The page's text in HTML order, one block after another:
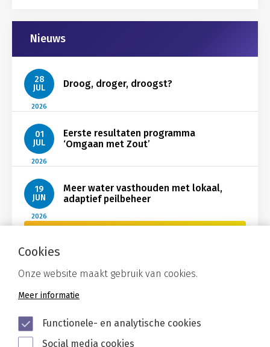
Nieuws
28
JUL
2026
Droog, droger, droogst?
01
JUL
2026
Eerste resultaten programma
‘Omgaan met Zout’
19
JUN
2026
Meer water vasthouden met lokaal,
adaptief peilbeheer
Cookies
Onze website maakt gebruik van cookies.
Meer informatie
Functionele- en analytische cookies
Social media cookies